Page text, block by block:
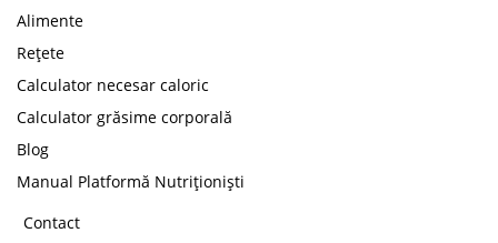
Alimente
Rețete
Calculator necesar caloric
Calculator grăsime corporală
Blog
Manual Platformă Nutriționiști
Contact